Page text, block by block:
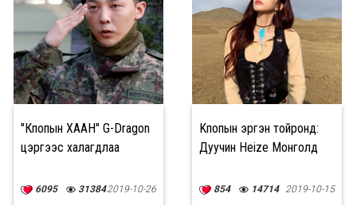
"Кпопын ХААН" G-Dragon
цэргээс халагдлаа
6095 313842019-10-26
Kпопын эргэн тойронд:
Дуучин Heize Монголд
854 14714 2019-10-15